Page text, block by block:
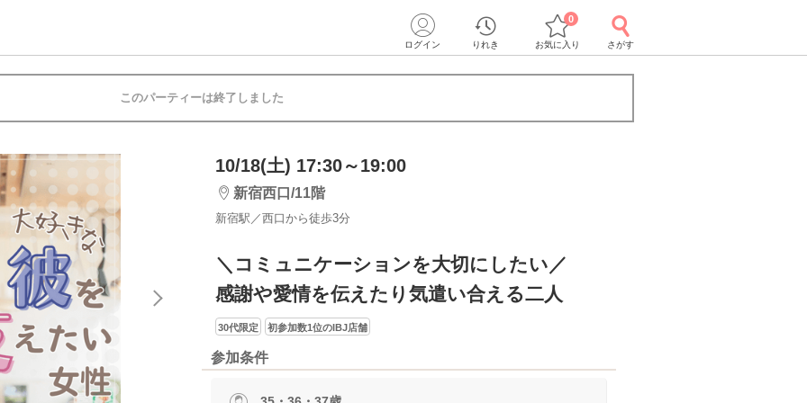
ログイン りれき お気に入り
0
さがす
このパーティーは終了しました
10/18(土) 17:30～19:00
新宿西口/11階
新宿駅／西口から徒歩3分
＼コミュニケーションを大切にしたい／
感謝や愛情を伝えたり気遣い合える二人
30代限定 初参加数1位のIBJ店舗
参加条件